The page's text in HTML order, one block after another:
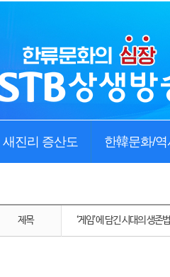
새진리 증산도 한韓문화/역
제목 ‘게임’에 담긴 시대의 생존법